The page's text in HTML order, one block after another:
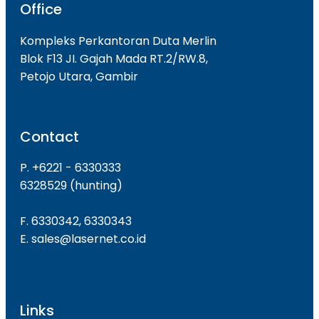
Office
Kompleks Perkantoran Duta Merlin
Blok F13 JI. Gajah Mada RT.2/RW.8,
Petojo Utara, Gambir
Contact
P. +6221 - 6330333
6328529 (hunting)
F. 6330342, 6330343
E. sales@lasernet.co.id
Links